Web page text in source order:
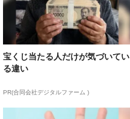
宝くじ当たる人だけが気づいてい
る違い
PR(合同会社デジタルファーム )